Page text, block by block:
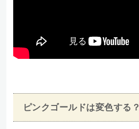
ピンクゴールドは変色する？